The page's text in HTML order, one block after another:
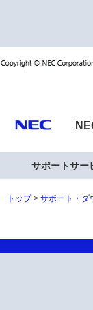
サポートサー
トップ サポート・ダ